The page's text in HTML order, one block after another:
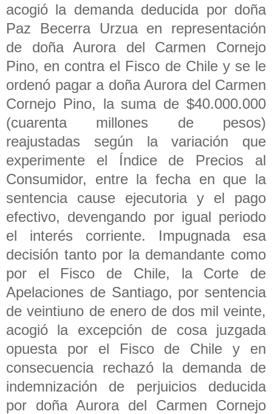
acogió la demanda deducida por doña
Paz Becerra Urzua en representación
de doña Aurora del Carmen Cornejo
Pino, en contra el Fisco de Chile y se le
ordenó pagar a doña Aurora del Carmen
Cornejo Pino, la suma de $40.000.000
(cuarenta millones de pesos)
reajustadas según la variación que
experimente el Índice de Precios al
Consumidor, entre la fecha en que la
sentencia cause ejecutoria y el pago
efectivo, devengando por igual periodo
el interés corriente. Impugnada esa
decisión tanto por la demandante como
por el Fisco de Chile, la Corte de
Apelaciones de Santiago, por sentencia
de veintiuno de enero de dos mil veinte,
acogió la excepción de cosa juzgada
opuesta por el Fisco de Chile y en
consecuencia rechazó la demanda de
indemnización de perjuicios deducida
por doña Aurora del Carmen Cornejo